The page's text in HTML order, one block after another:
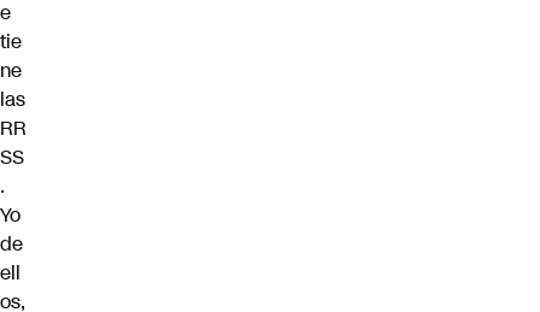
e
tie
ne
las
RR
SS
.
Yo
de
ell
os,